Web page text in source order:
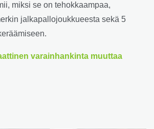
miksi se on tehokkaampaa,
jalkapallojoukkueesta sekä 5
varainhankinta muuttaa